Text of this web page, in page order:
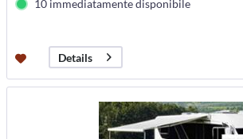
10 immediatamente disponibile
Details